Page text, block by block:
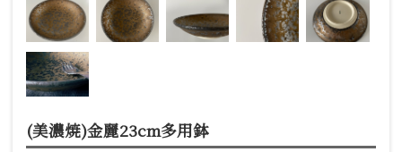
(美濃焼)金麗23cm多用鉢